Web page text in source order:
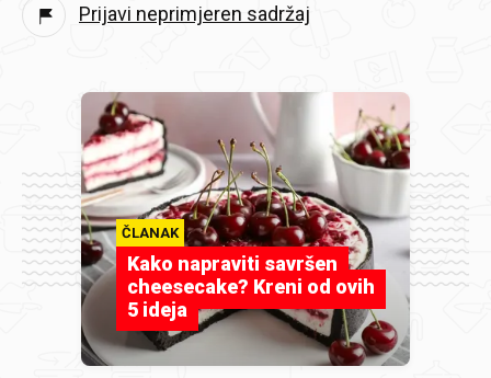
Prijavi neprimjeren sadržaj
ČLANAK
Kako napraviti savršen
cheesecake? Kreni od ovih
5 ideja